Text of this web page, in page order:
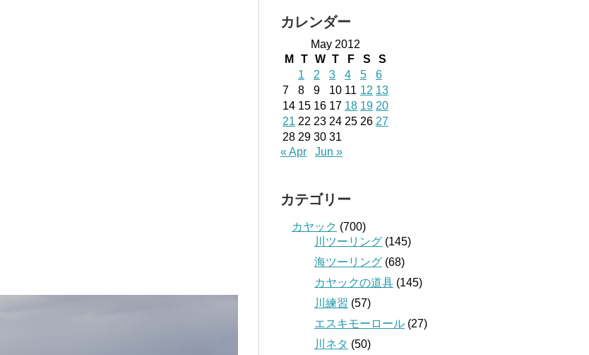
カレンダー
May 2012
M
T W T F S
S
1
2 3 4 5
6
7
8 9 10 11 12 13
14 15 16 17 18 19 20
21 22 23 24 25 26 27
28 29 30 31
« Apr
Jun »
カテゴリー
カヤック (700)
川ツーリング (145)
海ツーリング (68)
カヤックの道具 (145)
川練習 (57)
エスキモーロール (27)
川ネタ (50)